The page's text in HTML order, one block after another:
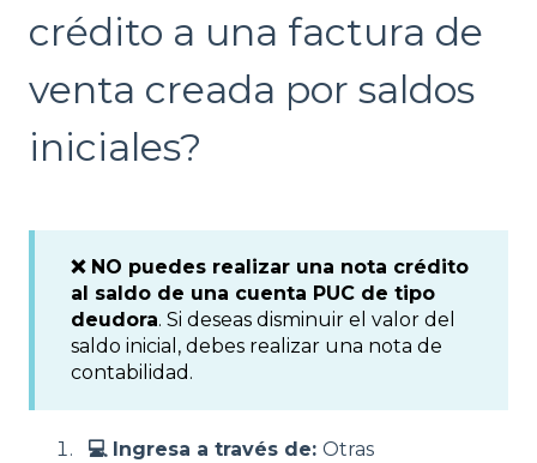
crédito a una factura de
venta creada por saldos
iniciales?
❌ NO puedes realizar una nota crédito
al saldo de una cuenta PUC de tipo
deudora. Si deseas disminuir el valor del
saldo inicial, debes realizar una nota de
contabilidad.
💻 Ingresa a través de: Otras